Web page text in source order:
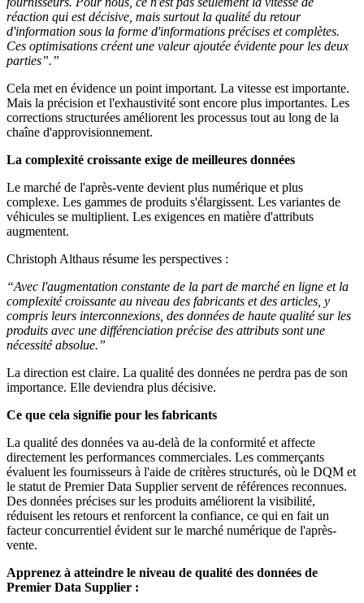
réaction qui est décisive, mais surtout la qualité du retour
d'information sous la forme d'informations précises et complètes.
Ces optimisations créent une valeur ajoutée évidente pour les deux
parties”.”
Cela met en évidence un point important. La vitesse est importante.
Mais la précision et l'exhaustivité sont encore plus importantes. Les
corrections structurées améliorent les processus tout au long de la
chaîne d'approvisionnement.
La complexité croissante exige de meilleures données
Le marché de l'après-vente devient plus numérique et plus
complexe. Les gammes de produits s'élargissent. Les variantes de
véhicules se multiplient. Les exigences en matière d'attributs
augmentent.
Christoph Althaus résume les perspectives :
“Avec l'augmentation constante de la part de marché en ligne et la
complexité croissante au niveau des fabricants et des articles, y
compris leurs interconnexions, des données de haute qualité sur les
produits avec une différenciation précise des attributs sont une
nécessité absolue.”
La direction est claire. La qualité des données ne perdra pas de son
importance. Elle deviendra plus décisive.
Ce que cela signifie pour les fabricants
La qualité des données va au-delà de la conformité et affecte
directement les performances commerciales. Les commerçants
évaluent les fournisseurs à l'aide de critères structurés, où le DQM et
le statut de Premier Data Supplier servent de références reconnues.
Des données précises sur les produits améliorent la visibilité,
réduisent les retours et renforcent la confiance, ce qui en fait un
facteur concurrentiel évident sur le marché numérique de l'après-
vente.
Apprenez à atteindre le niveau de qualité des données de
Premier Data Supplier :